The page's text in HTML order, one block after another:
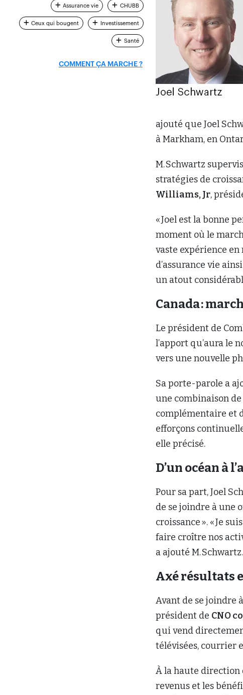
ajouté que Joel
à Markham, en
M. Schwartz
stratégies de
Williams, Jr,
« Joel est la bonne
moment où le
vaste expérience
d’assurance vie
un atout
Canada :
Le président de
l’apport qu’aura le
vers une nouvelle
Sa porte-parole a
une combinaison de
complémentaire et
efforçons
elle précisé.
D’un océan à
Pour sa part, Joel
de se joindre à une
croissance ». « Je
faire croître nos
a ajouté M. Schwartz.
Axé résultats
Avant de se joindre
président de CNO
qui vend
télévisées, courrier
À la haute direction
revenus et les
Assurance vie CHUBB
Ceux qui bougent Investissement
Santé
COMMENT ÇA MARCHE ?